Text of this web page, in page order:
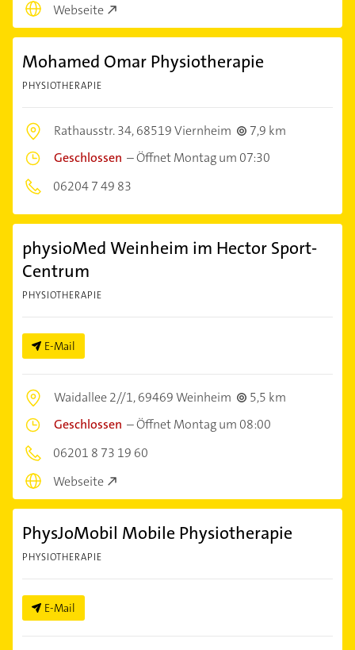
Webseite
Mohamed Omar Physiotherapie
PHYSIOTHERAPIE
Rathausstr. 34,68519 Viernheim
7,9 km
Geschlossen –Öffnet Montag um 07:30
06204 7 49 83
physioMed Weinheim im Hector Sport-
Centrum
PHYSIOTHERAPIE
E-Mail
Waidallee 2//1,69469 Weinheim
5,5 km
Geschlossen –Öffnet Montag um 08:00
06201 8 73 19 60
Webseite
PhysJoMobil Mobile Physiotherapie
PHYSIOTHERAPIE
E-Mail